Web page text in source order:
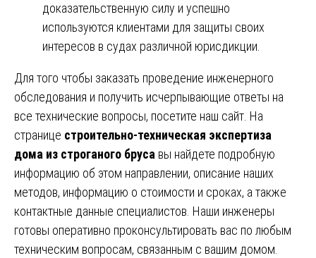
доказательственную силу и успешно
используются клиентами для защиты своих
интересов в судах различной юрисдикции.
Для того чтобы заказать проведение инженерного
обследования и получить исчерпывающие ответы на
все технические вопросы, посетите наш сайт. На
странице строительно-техническая экспертиза
дома из строганого бруса вы найдете подробную
информацию об этом направлении, описание наших
методов, информацию о стоимости и сроках, а также
контактные данные специалистов. Наши инженеры
готовы оперативно проконсультировать вас по любым
техническим вопросам, связанным с вашим домом.